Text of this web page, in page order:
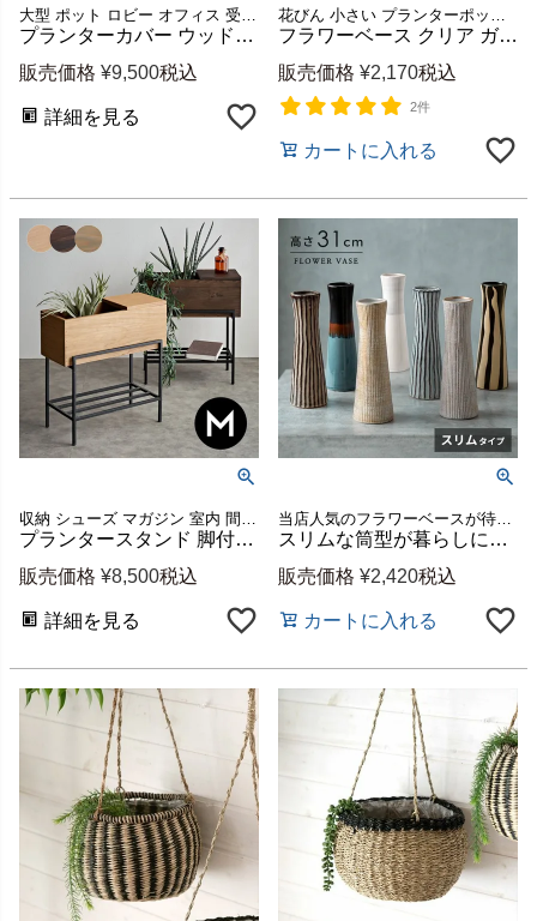
大型 ポット ロビー オフィス 受け皿 テラス 玄関 ディスプレイ ポットカバー 施設 cafe インテリア セレクトショップ オブジェ 家具 雑貨
プランターカバー ウッドプランター ボックス カバー Mサイズ 7号鉢 W 36cm D 36cm H 40cm 天然木 木製 観葉植物 アカシアウッド 鉢 カバー プランツ ボックス 植木鉢 ウッド 店舗用 カフェ お店 レストラン おしゃれ リゾート アジアン雑貨 アジアン [51284]
販売価格 ¥9,500税込
詳細を見る
花びん 小さい プランターポット 花生け かびん 花器
フラワーベース クリア ガラス 花瓶 Sサイズ 約 W 13cm D 13cm H 16cm マット アンティーク ゴールド [66983]【 エレガント アンティーク調 花器 一輪挿し 花入れ 生花 花入れ 置き物 オブジェ 北欧 おしゃれ かわいい リゾート アジアン インテリア 雑貨 】
販売価格 ¥2,170税込
2件
カートに入れる
収納 シューズ マガジン 室内 間仕切り ウッドプランター ケース フラワースタンド アップサイクル 店舗 カフェ レストラン 天然木 ウッドボックス 花台 プランツボックス コンソール
プランタースタンド 脚付き プランター シェルフ アイアン 木製 木 ウッド 長方形 ナチュラル ブラウン 約 W 50.4cm D 23.5cm H 53cm Botanique ボタニーク ラック スタンド カバー サイドテーブル テーブル 大型 おしゃれ 北欧 リゾート 家具 インテリア アジアン [d-51]
販売価格 ¥8,500税込
詳細を見る
当店人気のフラワーベースが待望のアップデート！水入れ可能になり、5つの新デザインが仲間入り
スリムな筒型が暮らしに馴染む、シンプルでおしゃれな陶器の花瓶【水入れ可能】 [90018]
販売価格 ¥2,420税込
カートに入れる